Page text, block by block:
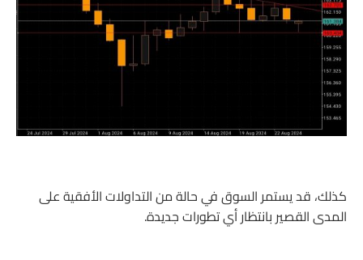
كذلك، قد يستمر السوق في حالة من التداولات الأفقية على
المدى القصير بانتظار أي تطورات جديدة.